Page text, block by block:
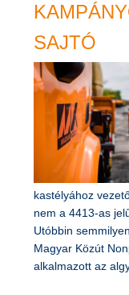
SAJTÓ
kastélyához
nem a 4413-as
Utóbbin
Magyar Közút
alkalmazott az